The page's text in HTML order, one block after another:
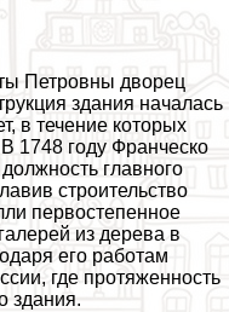
Петровны дворец
здания началась
в течение которых
1748 году Франческо
главного
строительство
первостепенное
из дерева в
его работам
где протяженность
здания.